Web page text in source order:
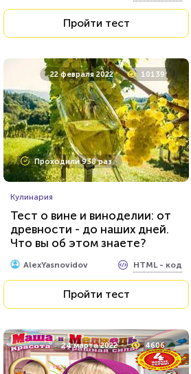
Пройти тест
22 февраля 2022 10139
Проходили 938 раз
Кулинария
Тест о вине и виноделии: от
древности - до наших дней.
Что вы об этом знаете?
AlexYasnovidov HTML - код
Пройти тест
24 марта 2022 4606